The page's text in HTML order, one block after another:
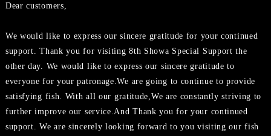
Dear customers,
We would like to express our sincere gratitude for your continued
support. Thank you for visiting 8th Showa Special Support the
other day. We would like to express our sincere gratitude to
everyone for your patronage.We are going to continue to provide
satisfying fish. With all our gratitude,We are constantly striving to
further improve our service.And Thank you for your continued
support. We are sincerely looking forward to you visiting our fish